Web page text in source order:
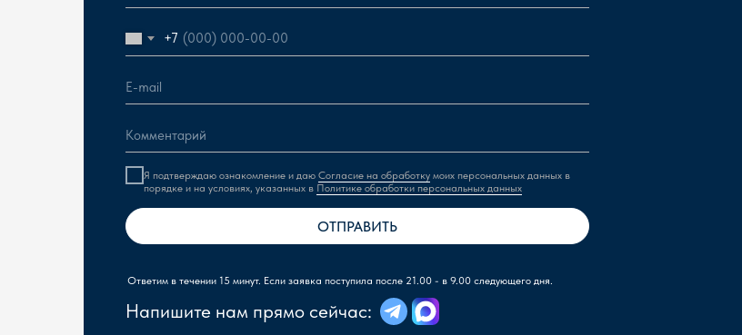
Ответим в течении 15 минут. Если заявка поступила после 21.00 - в 9.00 следующего дня.
Напишите нам прямо сейчас:
+7
Я подтверждаю ознакомление и даю Согласие на обработку моих персональных данных в
порядке и на условиях, указанных в Политике обработки персональных данных
ОТПРАВИТЬ